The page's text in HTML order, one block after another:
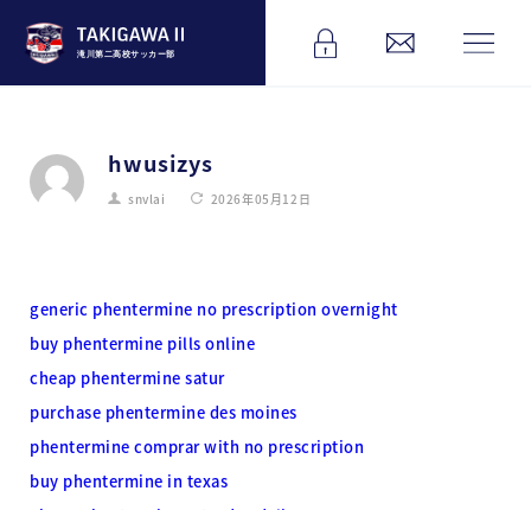
滝川第二高校サッカー部
hwusizys
snvlai 2026年05月12日
generic phentermine no prescription overnight
buy phentermine pills online
cheap phentermine satur
purchase phentermine des moines
phentermine comprar with no prescription
buy phentermine in texas